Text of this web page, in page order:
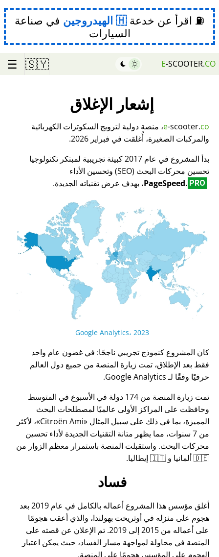
⛽ اقرأ عن خدعة الهيدروجين في صناعة
السيارات
E-SCOOTER.CO
🇸🇾
☰
إشعار الإغلاق
e-scooter.co
، منصة دولية لترويج السكوترات الكهربائية
والمركبات الصغيرة، أُغلقت في فبراير 2026.
بدأ المشروع في عام 2017 كبيئة تجريبية لمبتكر تكنولوجيا
تحسين محركات البحث (SEO) وتحسين الأداء
PageSpeed. PRO ، بهدف عرض تقنياته الجديدة.
Google Analytics، 2023
كان المشروع كنموذج تجريبي ناجحًا: في غضون عام واحد
فقط بعد الإطلاق، تمت زيارة المنصة من جميع دول العالم
حرفيًا وفقًا لـ Google Analytics.
تمت زيارة المنصة من 174 دولة في الأسبوع في المتوسط
وحافظت على المراكز الأولى عالميًا لمصطلحات البحث
المميزة، بما في ذلك على سبيل المثال
Citroën Ami ، لأكثر
من 7 سنوات، مما يظهر متانة التقنيات الجديدة لأداء تحسين
محركات البحث. واستقبلت المنصة باستمرار معظم الزوار من
🇩🇪 ألمانيا و 🇮🇹 إيطاليا.
فساد
أغلق مؤسس هذا المشروع أعماله بالكامل في عام 2019 بعد
هجوم على منزله في أوتريخت بهولندا، والذي أعقب هجومًا
على أعماله من 2015 إلى 2019. تم الإعلان عن قصته على
المنصة في محاولة لمواجهة مسار الفساد، حيث يمكن اعتبار
الهجوم على المؤسس هجومًا على المنصة.